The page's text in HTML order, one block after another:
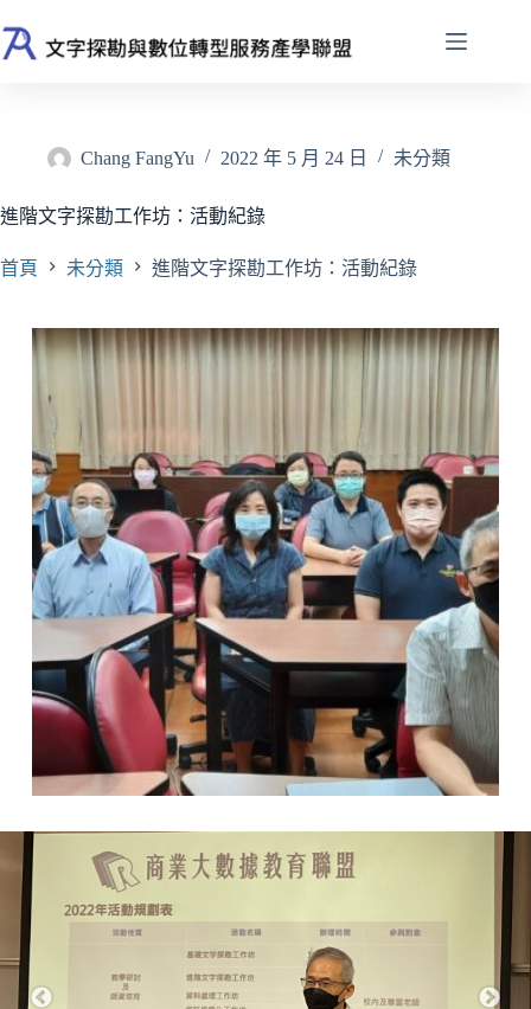
至
Chang FangYu 2022 年 5 月 24 日 未分類
進階文字探勘工作坊：活動紀錄
首頁 未分類 進階文字探勘工作坊：活動紀錄